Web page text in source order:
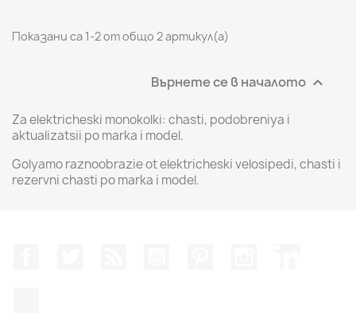
Показани са 1-2 от общо 2 артикул(а)
Върнете се в началото 
Za elektricheski monokolki: chasti, podobreniya i
aktualizatsii po marka i model.
Golyamo raznoobrazie ot elektricheski velosipedi, chasti i
rezervni chasti po marka i model.